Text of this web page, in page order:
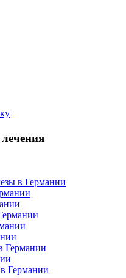
в Германии
Германии
Германии